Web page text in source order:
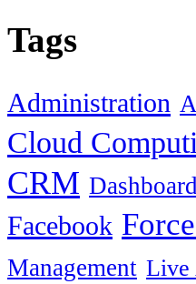
Tags
Administration
Cloud
CRM
Facebook
Management Live